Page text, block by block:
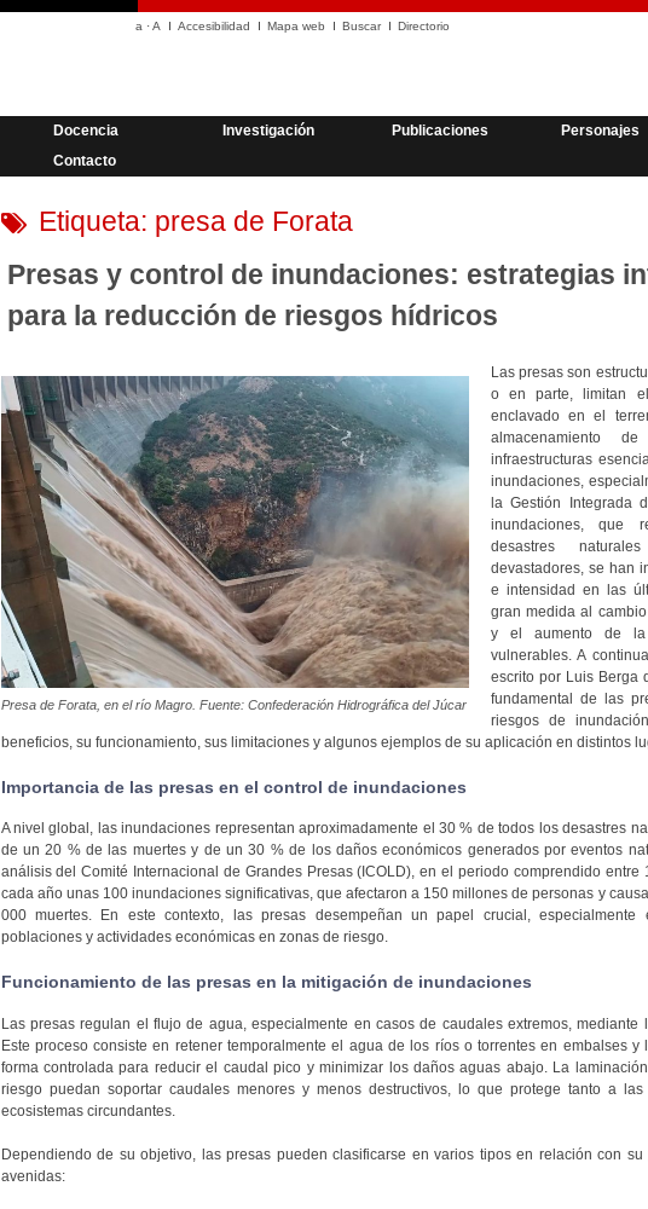
a ·A Accesibilidad Mapa web Buscar Directorio
Docencia Investigación Publicaciones
Personajes
Contacto
Etiqueta: presa de Forata
Presas y control de inundaciones: estrategias
para la reducción de riesgos hídricos
Presa de Forata, en el río Magro. Fuente: Confederación Hidrográfica del Júcar
Las presas son
o en parte, limitan
enclavado en el
almacenamiento
infraestructuras
inundaciones,
la Gestión Integrada
inundaciones, que
desastres
devastadores, se han
e intensidad en las
gran medida al
y el aumento de la
vulnerables. A
escrito por Luis Berga
fundamental de las
riesgos de
beneficios, su funcionamiento, sus limitaciones y algunos ejemplos de su aplicación en distintos
Importancia de las presas en el control de inundaciones
A nivel global, las inundaciones representan aproximadamente el 30 % de todos los desastres
de un 20 % de las muertes y de un 30 % de los daños económicos generados por eventos
análisis del Comité Internacional de Grandes Presas (ICOLD), en el periodo comprendido entre
cada año unas 100 inundaciones significativas, que afectaron a 150 millones de personas y
000 muertes. En este contexto, las presas desempeñan un papel crucial, especialmente
poblaciones y actividades económicas en zonas de riesgo.
Funcionamiento de las presas en la mitigación de inundaciones
Las presas regulan el flujo de agua, especialmente en casos de caudales extremos, mediante
Este proceso consiste en retener temporalmente el agua de los ríos o torrentes en embalses y
forma controlada para reducir el caudal pico y minimizar los daños aguas abajo. La
riesgo puedan soportar caudales menores y menos destructivos, lo que protege tanto a
ecosistemas circundantes.
Dependiendo de su objetivo, las presas pueden clasificarse en varios tipos en relación con
avenidas: